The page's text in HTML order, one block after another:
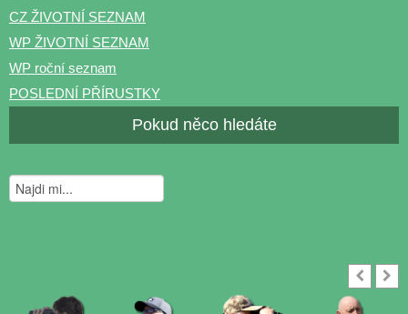
CZ ŽIVOTNÍ SEZNAM
WP ŽIVOTNÍ SEZNAM
WP roční seznam
POSLEDNÍ PŘÍRUSTKY
Pokud něco hledáte